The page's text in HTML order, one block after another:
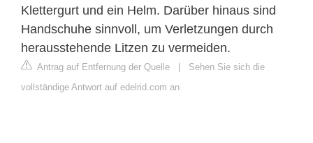
Klettergurt und ein Helm. Darüber hinaus sind
Handschuhe sinnvoll, um Verletzungen durch
herausstehende Litzen zu vermeiden.
Antrag auf Entfernung der Quelle
Sehen Sie sich die
vollständige Antwort auf edelrid.com an